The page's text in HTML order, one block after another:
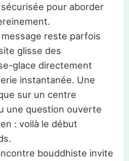
pour aborder
reste parfois
glisse des
glace directement
instantanée. Une
sur un centre
une question ouverte
: voilà le début
bouddhiste invite